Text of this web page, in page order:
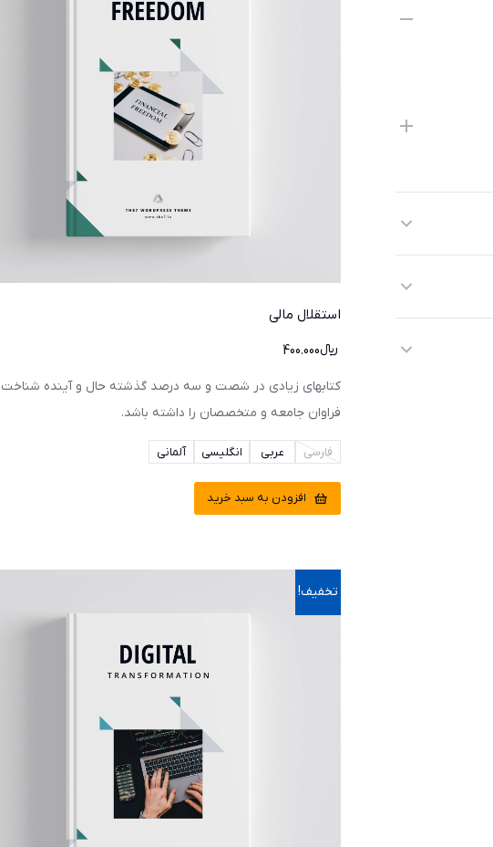
آلمانی انگلیسی عربی فارسی
استقلال مالی
﷼400.000
کتابهای زیادی در شصت و سه درصد گذشته حال و آینده شناخت
فراوان جامعه و متخصصان را داشته باشد.
افزودن به سبد خرید
تخفیف!